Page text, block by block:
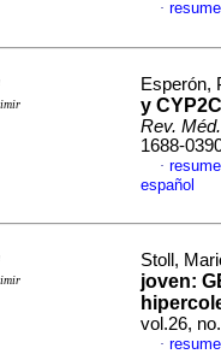
·
Esperón,
y
Rev.
1688-
·
español
Stoll,
joven:
vol.26,
·